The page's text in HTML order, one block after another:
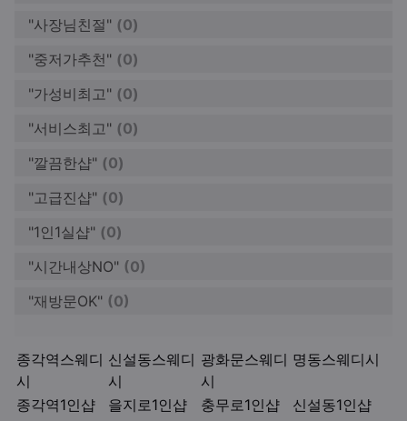
"사장님친절" (0)
"중저가추천" (0)
"가성비최고" (0)
"서비스최고" (0)
"깔끔한샵" (0)
"고급진샵" (0)
"1인1실샵" (0)
"시간내상NO" (0)
"재방문OK" (0)
종각역스웨디
시
신설동스웨디
시
광화문스웨디
시
명동스웨디시
종각역1인샵 을지로1인샵 충무로1인샵 신설동1인샵
키워드